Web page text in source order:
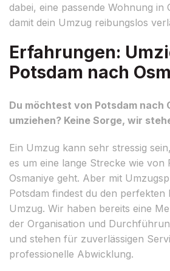
dabei, eine passende Wohnung in
damit dein Umzug reibungslos
Erfahrungen:
Potsdam nach
Du möchtest von Potsdam nach
umziehen? Keine Sorge, wir
Ein Umzug kann sehr stressig
es um eine lange Strecke wie von
Osmaniye geht. Aber mit
Potsdam findest du den
Umzug. Wir haben bereits eine
der Organisation und
und stehen für zuverlässigen
professionelle Abwicklung.